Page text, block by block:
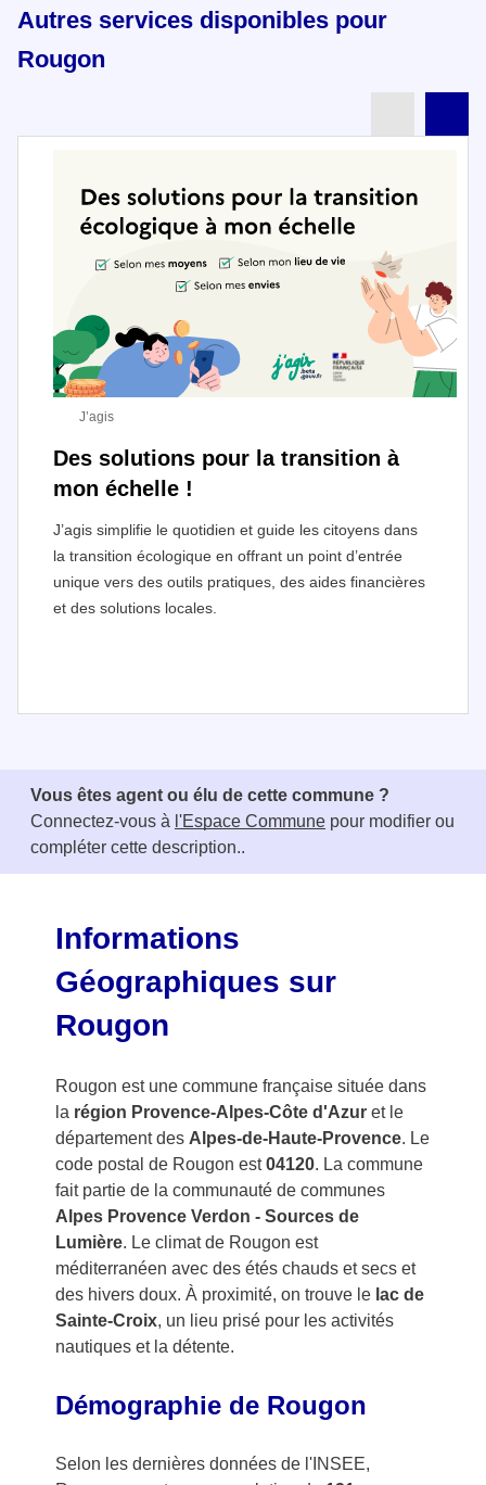
Autres services disponibles pour
Rougon
Des solutions pour la transition à
mon échelle !
J’agis simplifie le quotidien et guide les citoyens dans
la transition écologique en offrant un point d’entrée
unique vers des outils pratiques, des aides financières
et des solutions locales.
J’agis
Vous êtes agent ou élu de cette commune ?
Connectez-vous à l'Espace Commune pour modifier ou
compléter cette description..
Informations
Géographiques sur
Rougon
Rougon est une commune française située dans
la région Provence-Alpes-Côte d'Azuret le
département des Alpes-de-Haute-Provence. Le
code postal de Rougon est04120. La commune
fait partie de la communauté de communes
Alpes Provence Verdon - Sources de
Lumière. Le climat de Rougon est
méditerranéen avec des étés chauds et secs et
des hivers doux. À proximité, on trouve le lac de
Sainte-Croix, un lieu prisé pour les activités
nautiques et la détente.
Démographie de Rougon
Selon les dernières données de l'INSEE,